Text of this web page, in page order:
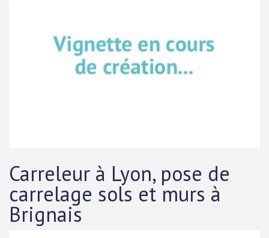
Carreleur à Lyon, pose de
carrelage sols et murs à
Brignais